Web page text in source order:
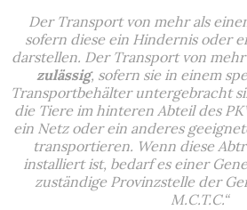
Der Transport von mehr als
sofern diese ein Hindernis oder
darstellen. Der Transport von
zulässig, sofern sie in einem
Transportbehälter untergebracht
die Tiere im hinteren Abteil des
ein Netz oder ein anderes
transportieren. Wenn diese
installiert ist, bedarf es einer
zuständige Provinzstelle der
M.C.T.C.“